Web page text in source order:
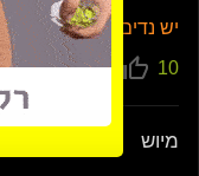
יש נדים חרמניות אמי
10
0
מיוש